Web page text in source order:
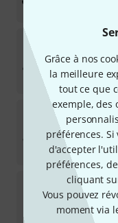
Grâce à nos
la meilleure
tout ce que
exemple, des
préférences.
d'accepter
préférences,
cliquant
Vous pouvez
moment via
Yamaha
49€
69€